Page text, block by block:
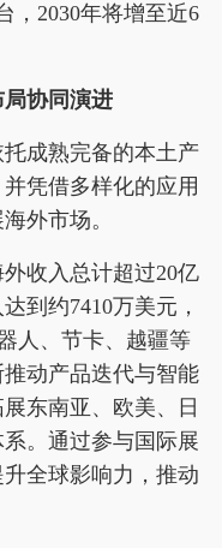
，2030年将增至近6
协同演进
成熟完备的本土产
凭借多样化的应用
外市场。
收入总计超过20亿
到约7410万美元，
人、节卡、越疆等
动产品迭代与智能
东南亚、欧美、日
。通过参与国际展
全球影响力，推动